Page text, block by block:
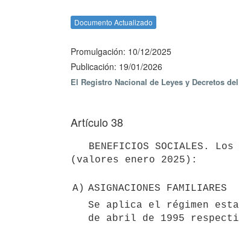
Documento Actualizado
Promulgación: 10/12/2025
Publicación: 19/01/2026
El Registro Nacional de Leyes y Decretos
Artículo 38
(valores enero 2025):
A) ASIGNACIONES FAMILIARES
Se aplica el régimen
de abril de 1995